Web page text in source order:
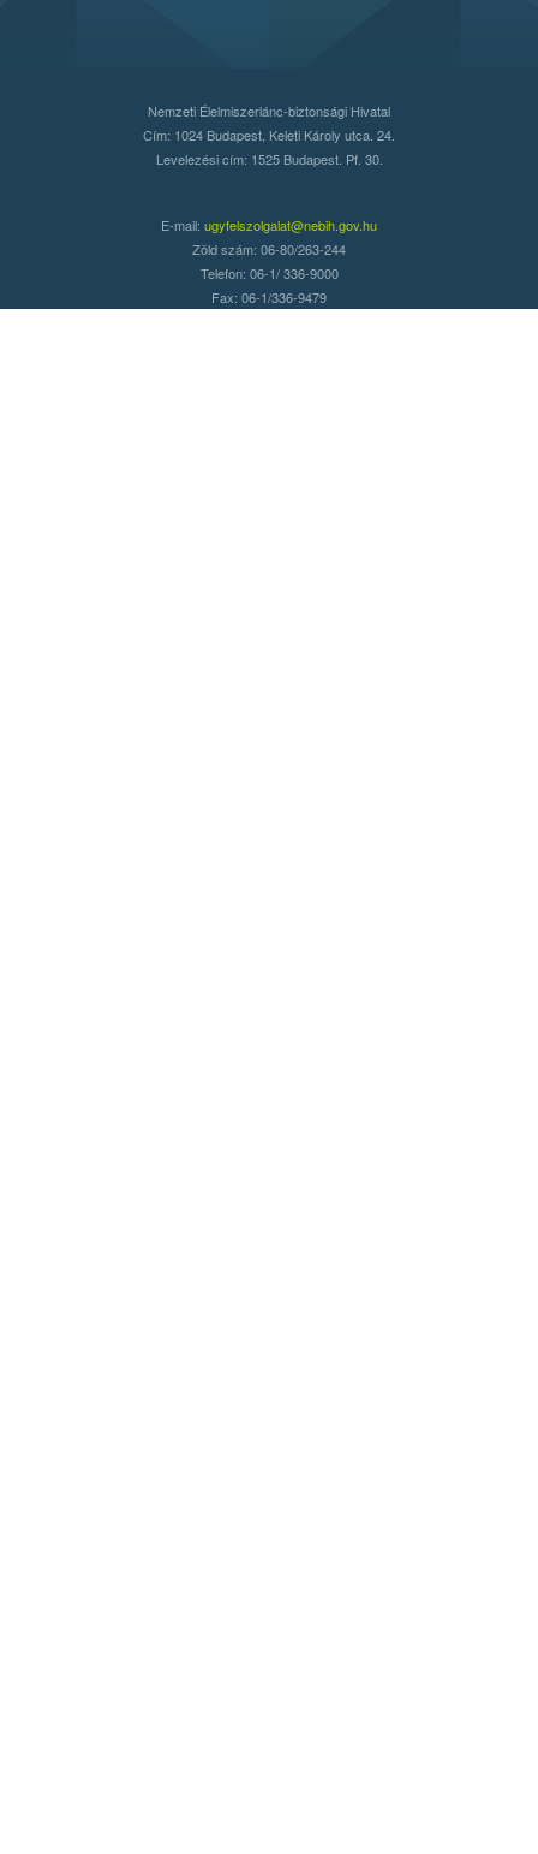
Nemzeti Élelmiszerlánc-biztonsági Hivatal
Cím: 1024 Budapest, Keleti Károly utca. 24.
Levelezési cím: 1525 Budapest. Pf. 30.
E-mail: ugyfelszolgalat@nebih.gov.hu
Zöld szám: 06-80/263-244
Telefon: 06-1/ 336-9000
Fax: 06-1/336-9479